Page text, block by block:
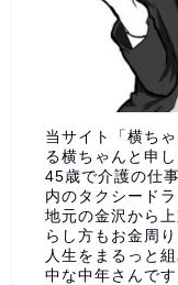
当サイト「横ち
る横ちゃんと申し
45歳で介護の仕
内のタクシード
地元の金沢から
らし方もお金周り
人生をまるっと
中な中年さんで